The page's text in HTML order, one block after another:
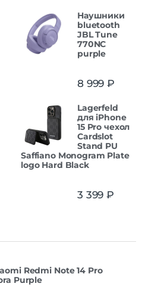
Наушники
bluetooth
JBL Tune
770NC
purple
8 999 ₽
Lagerfeld
для iPhone
15 Pro чехол
Cardslot
Stand PU
Saffiano Monogram Plate
logo Hard Black
3 399 ₽
Redmi Note 14 Pro
Purple